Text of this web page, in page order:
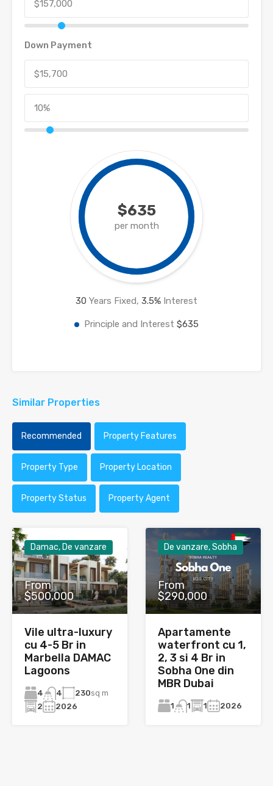
Down Payment
$635
per month
30 Years Fixed, 3.5% Interest
Principle and Interest $635
Similar Properties
Recommended Property Features
Property Type Property Location
Property Status Property Agent
Damac, De vanzare
From
$500,000
Vile ultra-luxury
cu 4-5 Br in
Marbella DAMAC
Lagoons
4 4 230sq m
2
2026
De vanzare, Sobha
From
$290,000
Apartamente
waterfront cu 1,
2, 3 si 4 Br in
Sobha One din
MBR Dubai
1 1 1 2026